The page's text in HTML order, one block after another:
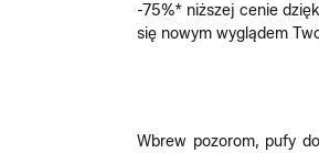
-75%* niższej cenie
się nowym wyglądem
Wbrew pozorom, pufy